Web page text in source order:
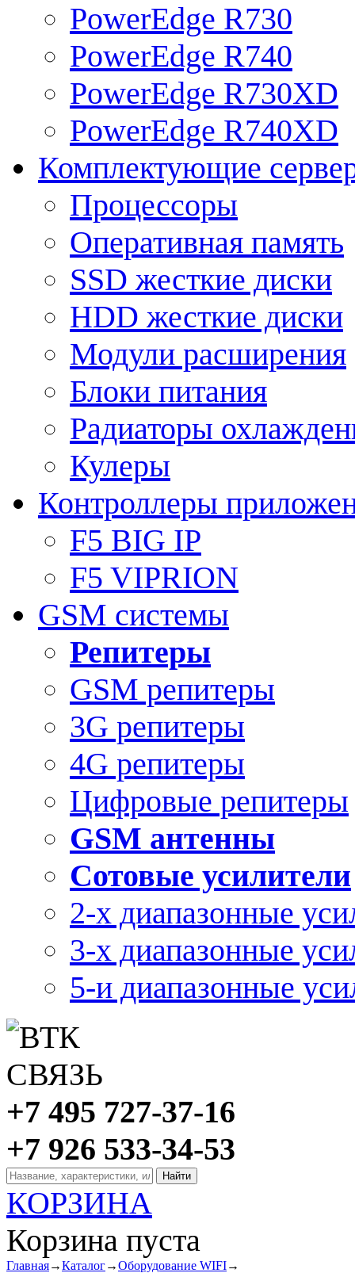
PowerEdge R730
PowerEdge R740
PowerEdge R730XD
PowerEdge R740XD
Комплектующие
Процессоры
Оперативная память
SSD жесткие диски
HDD жесткие диски
Модули расширения
Блоки питания
Радиаторы
Кулеры
Контроллеры
F5 BIG IP
F5 VIPRION
GSM системы
Репитеры
GSM репитеры
3G репитеры
4G репитеры
Цифровые репитеры
GSM антенны
Сотовые усилители
2-х диапазонные
3-х диапазонные
5-и диапазонные
+7 495 727-37-16
+7 926 533-34-53
КОРЗИНА
Корзина пуста
Главная→Каталог→Оборудование WIFI→